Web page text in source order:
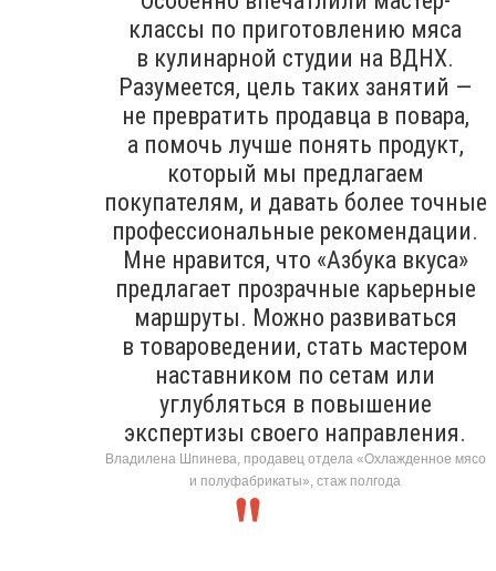
классы по приготовлению мяса
в кулинарной студии на ВДНХ.
Разумеется, цель таких занятий —
не превратить продавца в повара,
а помочь лучше понять продукт,
который мы предлагаем
покупателям, и давать более точные
профессиональные рекомендации.
Мне нравится, что «Азбука вкуса»
предлагает прозрачные карьерные
маршруты. Можно развиваться
в товароведении, стать мастером
наставником по сетам или
углубляться в повышение
экспертизы своего направления.
Владилена Шпинева, продавец отдела «Охлажденное мясо
и полуфабрикаты», стаж полгода